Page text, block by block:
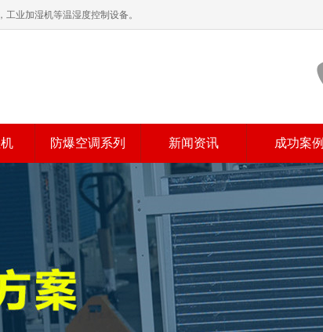
业加湿机等温湿度控制设备。
防爆空调系列 新闻资讯 成功案例